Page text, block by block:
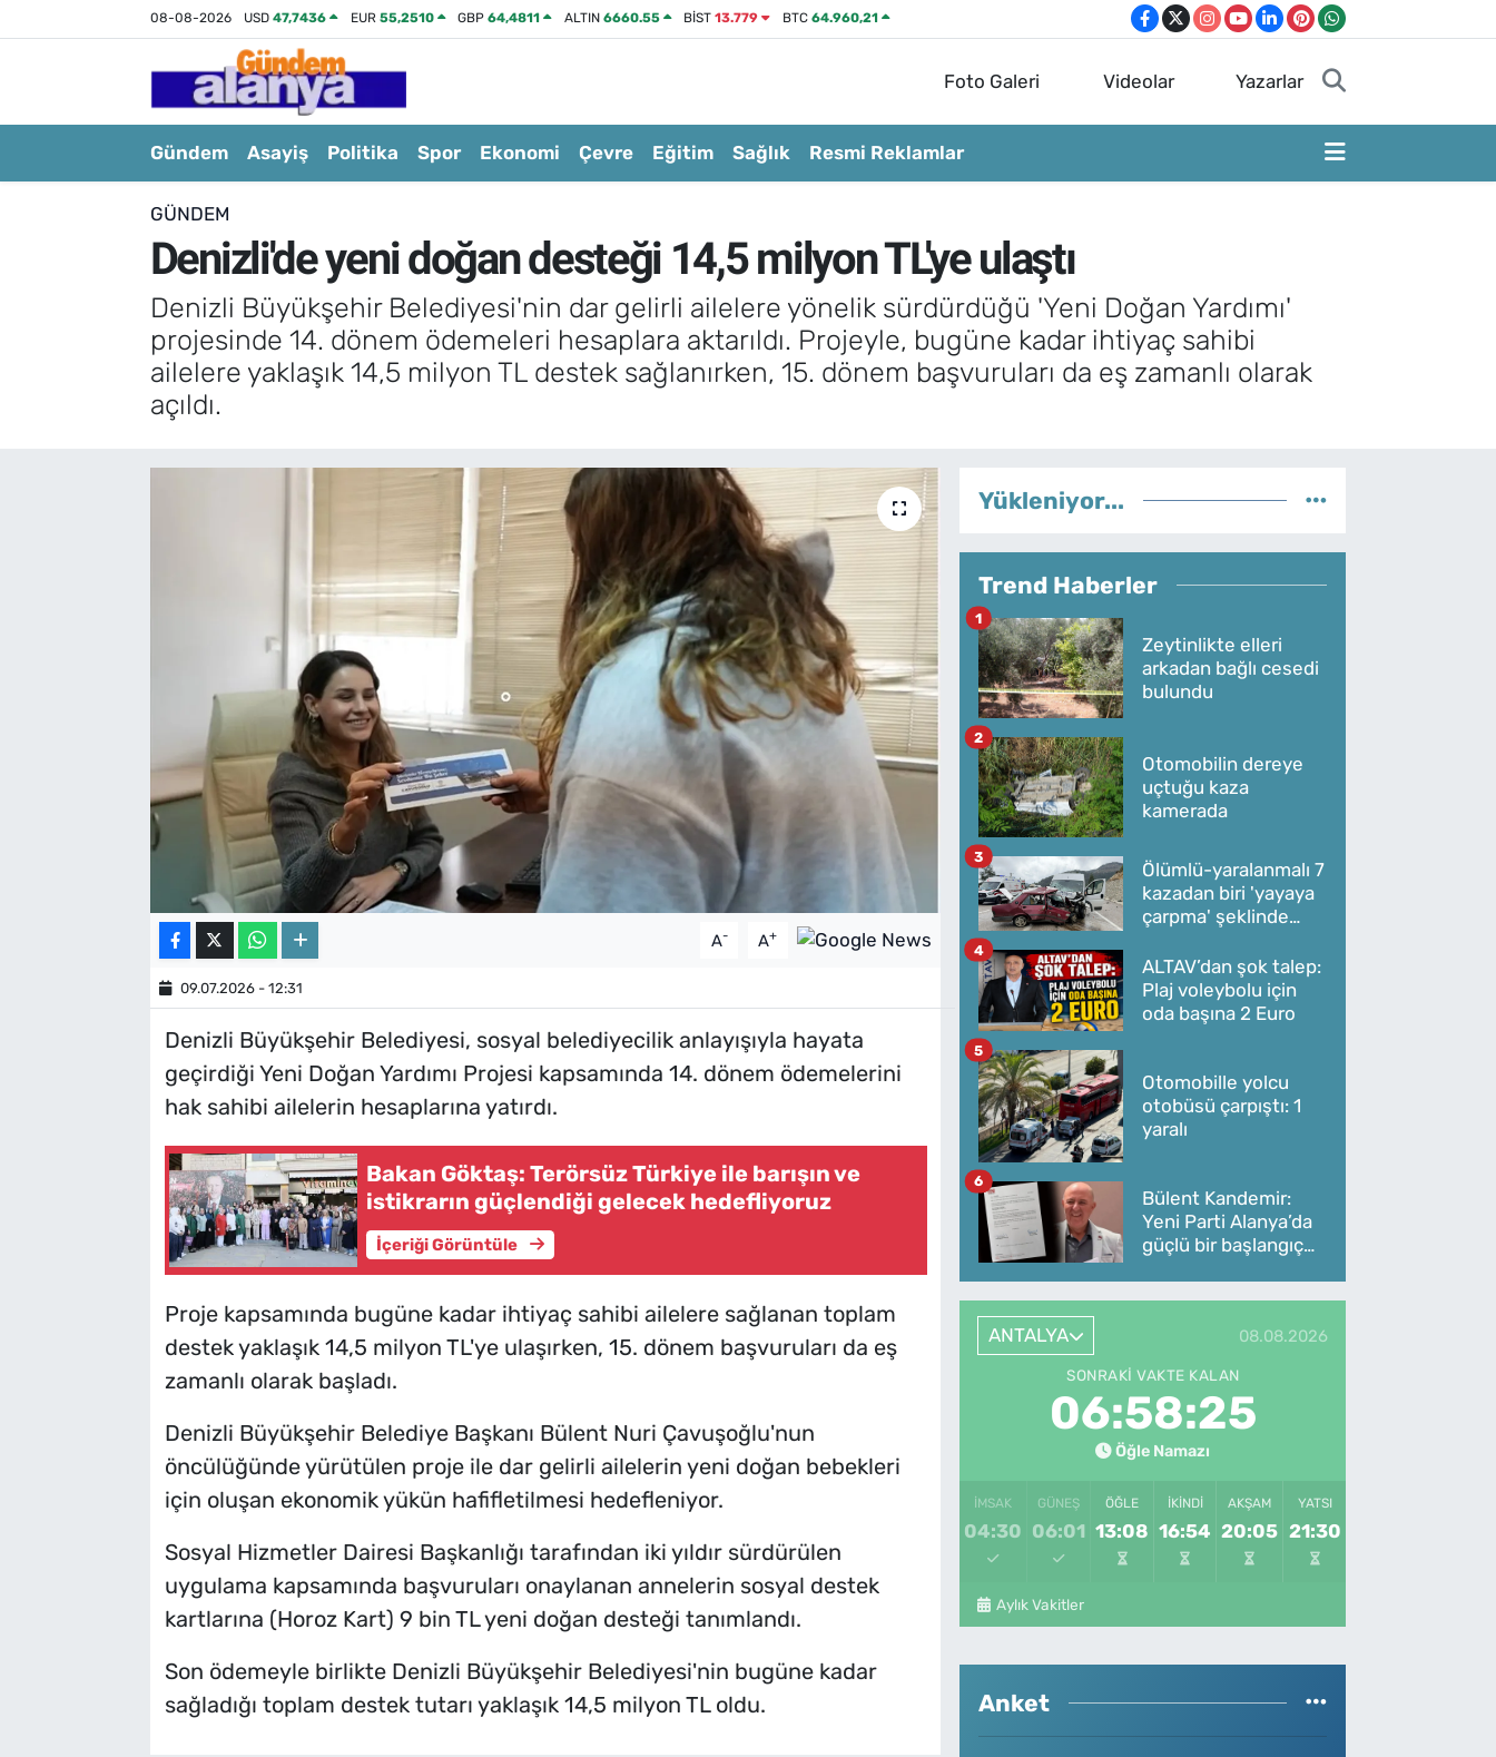
08-08-2026 USD47,7436 EUR 55,2510 GBP64,4811 ALTIN 6660.55 BİST13.779 BTC 64.960,21
Foto Galeri Videolar Yazarlar
Gündem Asayiş Politika Spor Ekonomi Çevre Eğitim Sağlık Resmi Reklamlar
GÜNDEM
Denizli'de yeni doğan desteği 14,5 milyon TL'ye ulaştı
Denizli Büyükşehir Belediyesi'nin dar gelirli ailelere yönelik sürdürdüğü 'Yeni Doğan Yardımı'
projesinde 14. dönem ödemeleri hesaplara aktarıldı. Projeyle, bugüne kadar ihtiyaç sahibi
ailelere yaklaşık 14,5 milyon TL destek sağlanırken, 15. dönem başvuruları da eş zamanlı olarak
açıldı.
A- A+
09.07.2026 - 12:31
Denizli Büyükşehir Belediyesi, sosyal belediyecilik anlayışıyla hayata
geçirdiği Yeni Doğan Yardımı Projesi kapsamında 14. dönem ödemelerini
hak sahibi ailelerin hesaplarına yatırdı.
Bakan Göktaş: Terörsüz Türkiye ile barışın ve
istikrarın güçlendiği gelecek hedefliyoruz
İçeriği Görüntüle
Proje kapsamında bugüne kadar ihtiyaç sahibi ailelere sağlanan toplam
destek yaklaşık 14,5 milyon TL'ye ulaşırken, 15. dönem başvuruları da eş
zamanlı olarak başladı.
Denizli Büyükşehir Belediye Başkanı Bülent Nuri Çavuşoğlu'nun
öncülüğünde yürütülen proje ile dar gelirli ailelerin yeni doğan bebekleri
için oluşan ekonomik yükün hafifletilmesi hedefleniyor.
Sosyal Hizmetler Dairesi Başkanlığı tarafından iki yıldır sürdürülen
uygulama kapsamında başvuruları onaylanan annelerin sosyal destek
kartlarına (Horoz Kart) 9 bin TL yeni doğan desteği tanımlandı.
Son ödemeyle birlikte Denizli Büyükşehir Belediyesi'nin bugüne kadar
sağladığı toplam destek tutarı yaklaşık 14,5 milyon TL oldu.
Yükleniyor...
Trend Haberler
Zeytinlikte elleri
arkadan bağlı cesedi
bulundu
1
Otomobilin dereye
uçtuğu kaza
kamerada
2
Ölümlü-yaralanmalı 7
kazadan biri 'yayaya
çarpma' şeklinde
3
ALTAV’dan şok talep:
Plaj voleybolu için
oda başına 2 Euro
4
Otomobille yolcu
otobüsü çarpıştı: 1
yaralı
5
Bülent Kandemir:
Yeni Parti Alanya’da
güçlü bir başlangıç
6
ANTALYA 08.08.2026
SONRAKI VAKTE KALAN
06:58:25
Öğle Namazı
İMSAK
04:30
GÜNEŞ
06:01
ÖĞLE
13:08
İKINDI
16:54
AKŞAM
20:05
YATSI
21:30
Aylık Vakitler
Anket